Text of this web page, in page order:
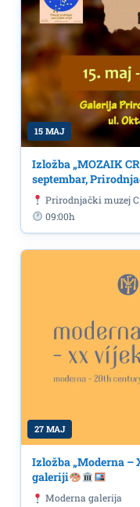
15 MAJ
Izložba „MOZAIK
septembar,
Prirodnjački muzej
09:00h
27 MAJ
Izložba „Moderna –
galeriji
Moderna galerija